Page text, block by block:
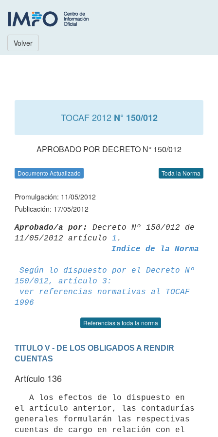
Volver
TOCAF 2012 N° 150/012
APROBADO POR DECRETO N° 150/012
Documento Actualizado Toda la Norma
Promulgación: 11/05/2012
Publicación: 17/05/2012
Aprobado/a por:
Decreto Nº 150/012 de
11/05/2012 artículo 1
Indice de la Norma
Según lo dispuesto por el Decreto Nº
150/012, artículo 3:
ver referencias normativas al TOCAF
1996
Referencias a toda la norma
TITULO V - DE LOS OBLIGADOS A RENDIR
CUENTAS
Artículo 136
el artículo anterior, las contadurías
generales formularán las respectivas
cuentas de cargo en relación con el